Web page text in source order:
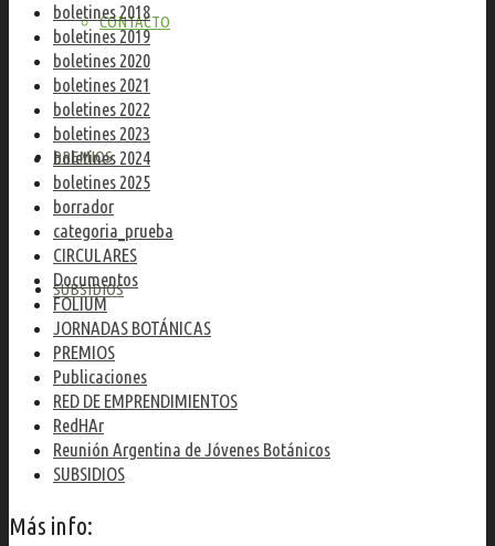
CONTACTO
PREMIOS
SUBSIDIOS
boletines 2018
boletines 2019
boletines 2020
boletines 2021
boletines 2022
boletines 2023
boletines 2024
boletines 2025
borrador
categoria_prueba
CIRCULARES
Documentos
FOLIUM
JORNADAS BOTÁNICAS
PREMIOS
Publicaciones
RED DE EMPRENDIMIENTOS
RedHAr
Reunión Argentina de Jóvenes Botánicos
SUBSIDIOS
Más info: